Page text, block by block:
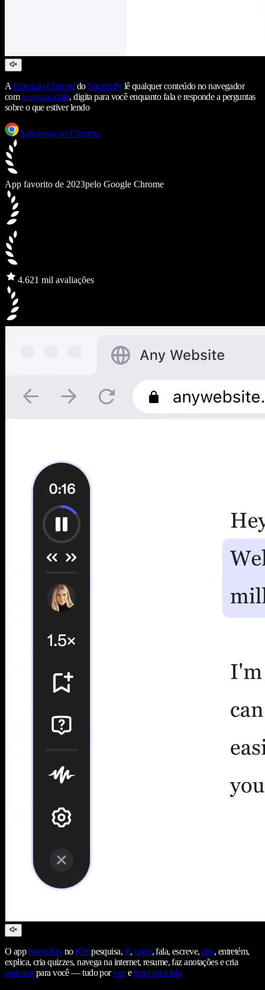
A Extensão Chromedo Speechifylê qualquer conteúdo no navegador
comtexto para fala, digita para você enquanto fala e responde a perguntas
sobre o que estiver lendo
Adicionar ao Chrome
App favorito de 2023pelo Google Chrome
4.621 mil avaliações
O app SpeechifynoiOS pesquisa, lê,narra, fala, escreve,dita, entretém,
explica, cria quizzes, navega na internet, resume, faz anotações e cria
podcastspara você — tudo porvozetexto para fala